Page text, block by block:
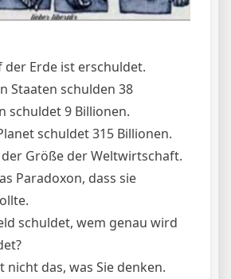
der Erde ist erschuldet.
Staaten schulden 38
schuldet 9 Billionen.
schuldet 315 Billionen.
Größe der Weltwirtschaft.
Paradoxon, dass sie
schuldet, wem genau wird
nicht das, was Sie denken.